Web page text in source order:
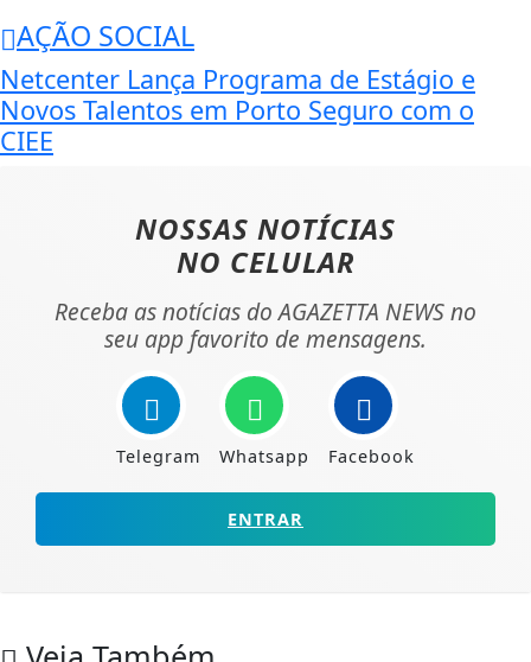
AÇÃO SOCIAL
Netcenter Lança Programa de Estágio e
Novos Talentos em Porto Seguro com o
CIEE
NOSSAS NOTÍCIAS
NO CELULAR
Receba as notícias do AGAZETTA NEWS no
seu app favorito de mensagens.
Telegram Whatsapp Facebook
ENTRAR